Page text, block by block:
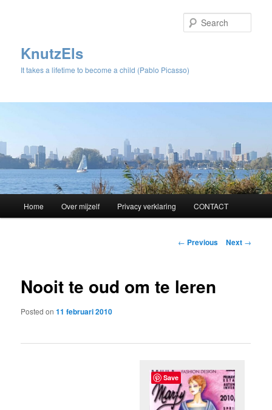
KnutzEls
It takes a lifetime to become a child (Pablo Picasso)
Skip
content
Home Over mijzelf Privacy verklaring CONTACT
Post
← Previous Next →
Nooit te oud om te leren
Posted on11 februari 2010
Save